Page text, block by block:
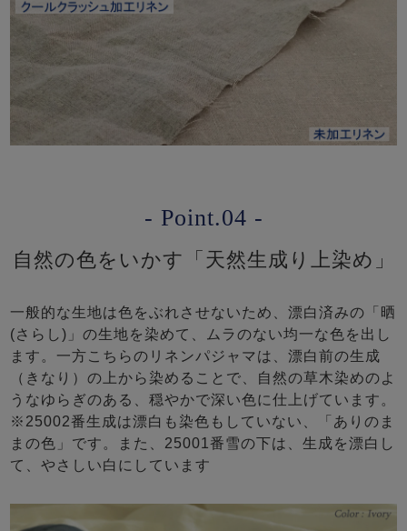
- Point.04 -
自然の色をいかす「天然生成り上染め」
一般的な生地は色をぶれさせないため、漂白済みの「晒
(さらし)」の生地を染めて、ムラのない均一な色を出し
ます。一方こちらのリネンパジャマは、漂白前の生成
（きなり）の上から染めることで、自然の草木染めのよ
うなゆらぎのある、穏やかで深い色に仕上げています。
※25002番生成は漂白も染色もしていない、「ありのま
まの色」です。また、25001番雪の下は、生成を漂白し
て、やさしい白にしています